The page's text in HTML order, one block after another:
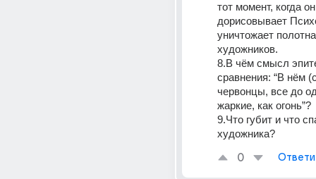
тот момент, когда он
дорисовывает
уничтожает
художников.
8.В чём смысл
сравнения: “В нём
червонцы, все до
жаркие, как огонь”?
9.Что губит и что
художника?
0